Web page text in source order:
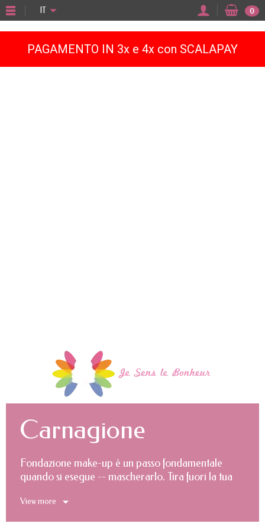
PAGAMENTO IN 3x e 4x con SCALAPAY
IT 0
Carnagione
Fondazione make-up è un passo fondamentale
quando si esegue -- mascherarlo. Tira fuori la tua
perfezione nel look. Per farvi avere questo
View more